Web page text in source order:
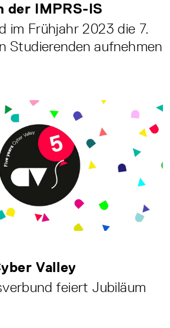
der IMPRS-IS
im Frühjahr 2023 die 7.
Studierenden aufnehmen
Valley
feiert Jubiläum